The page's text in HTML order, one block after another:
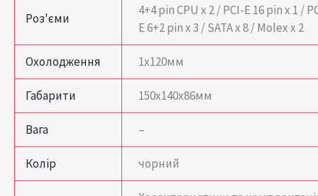
Роз'єми
4+4 pin CPU x 2 / PCI-E 16 pin x 1 /
E 6+2 pin x 3 / SATA x 8 / Molex x 2
Охолодження 1х120мм
Габарити 150x140x86мм
Вага –
Колір чорний